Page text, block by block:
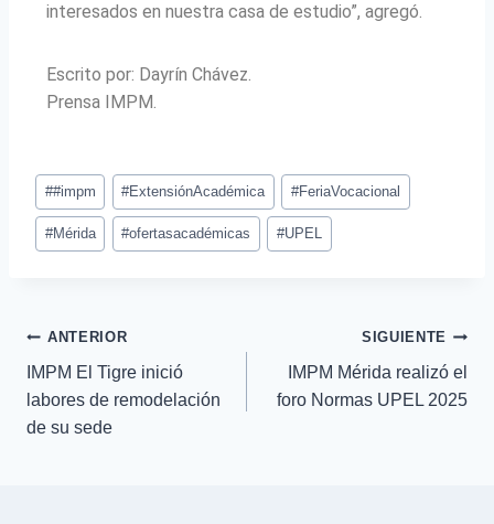
interesados en nuestra casa de estudio”, agregó.
Escrito por: Dayrín Chávez.
Prensa IMPM.
##impm #ExtensiónAcadémica #FeriaVocacional
#Mérida #ofertasacadémicas #UPEL
ANTERIOR
IMPM El Tigre inició
labores de remodelación
de su sede
SIGUIENTE
IMPM Mérida realizó el
foro Normas UPEL 2025